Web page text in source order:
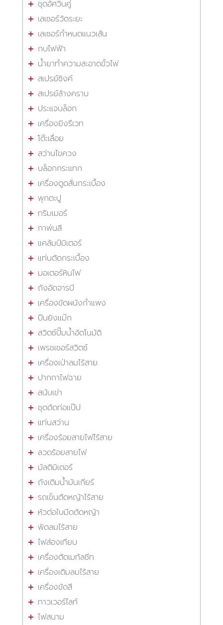
ชุดอัศวินคู่
เลเซอร์วัดระยะ
เลเซอร์กำหนดแนวเส้น
กบไฟฟ้า
น้ำยาทำความสะอาดขั้วไฟ
สเปรย์ซิงค์
สเปรย์ล้างคราบ
ประแจบล็อก
เครื่องยิงรีเวท
โต๊ะเลื่อย
สว่านไขควง
บล็อกกระแทก
เครื่องดูดสั่นกระเบื้อง
พุกตะปู
ทริมเมอร์
กาพ่นสี
แคล้มป์มิเตอร์
แท่นตัดกระเบื้อง
มอเตอร์หินไฟ
ถังอัดจารบี
เครื่องขัดผนังกำแพง
ปืนยิงแม๊ก
สวิตซ์ปั๊มน้ำอัตโนมัติ
เพรชเชอร์สวิตซ์
เครื่องเป่าลมไร้สาย
ปากกาไฟฉาย
สนับเข่า
ชุดดัดท่อแป๊ป
แท่นสว่าน
เครื่องร้อยสายไฟไร้สาย
ลวดร้อยสายไฟ
มัลติมิเตอร์
ถังเติมน้ำมันเกียร์
รถเข็นตัดหญ้าไร้สาย
หัวต่อใบมีดตัดหญ้า
พัดลมไร้สาย
ไฟส่องเทียบ
เครื่องตัดเมทัลชีท
เครื่องเติมลมไร้สาย
เครื่องขัดสี
ทาวเวอร์ไลท์
ไฟสนาม